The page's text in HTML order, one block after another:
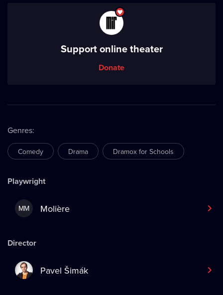
Support online theater
Donate
Genres:
Comedy Drama Dramox for Schools
Playwright
MM Molière
Director
Pavel Šimák